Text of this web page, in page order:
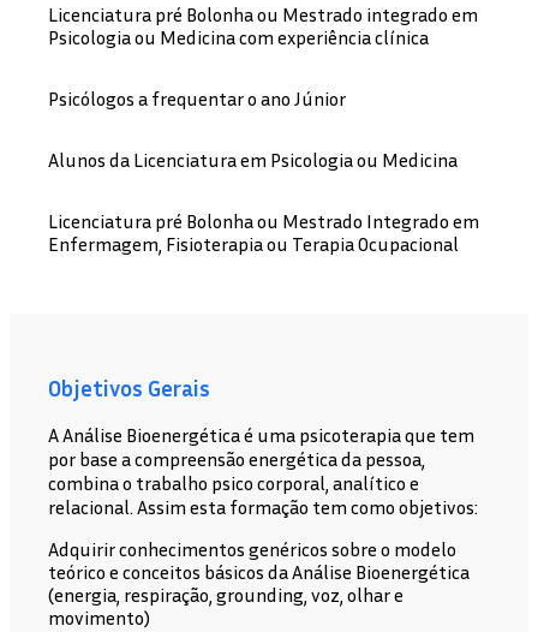
Licenciatura pré Bolonha ou Mestrado integrado em
Psicologia ou Medicina com experiência clínica
Psicólogos a frequentar o ano Júnior
Alunos da Licenciatura em Psicologia ou Medicina
Licenciatura pré Bolonha ou Mestrado Integrado em
Enfermagem, Fisioterapia ou Terapia Ocupacional
Objetivos Gerais
A Análise Bioenergética é uma psicoterapia que tem
por base a compreensão energética da pessoa,
combina o trabalho psico corporal, analítico e
relacional. Assim esta formação tem como objetivos:
​Adquirir conhecimentos genéricos sobre o modelo
teórico e conceitos básicos da Análise Bioenergética
(energia, respiração, grounding, voz, olhar e
movimento)